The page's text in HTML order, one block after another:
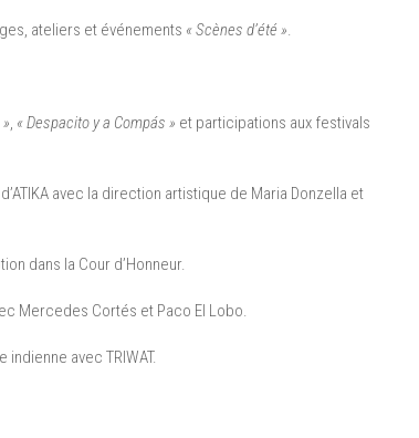
ateliers et événements « Scènes d’été ».
, « Despacito y a Compás » et participations aux festivals
avec la direction artistique de Maria Donzella et
dans la Cour d’Honneur.
Mercedes Cortés et Paco El Lobo.
avec TRIWAT.